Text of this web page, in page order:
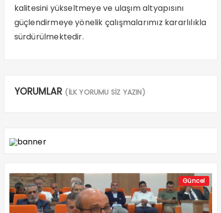
kalitesini yükseltmeye ve ulaşım altyapısını
güçlendirmeye yönelik çalışmalarımız kararlılıkla
sürdürülmektedir.
YORUMLAR (İLK YORUMU SİZ YAZIN)
Güncel